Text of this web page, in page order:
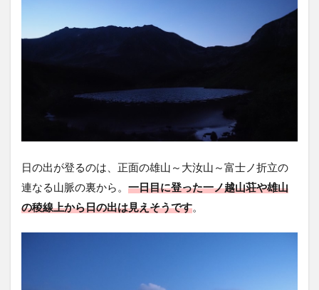
日の出が登るのは、正面の雄山～大汝山～富士ノ折立の
連なる山脈の裏から。 一日目に登った一ノ越山荘や雄山
の稜線上から日の出は見えそうです。